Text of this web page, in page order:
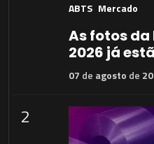
ABTS Mercado
As fotos da
2026 já
07 de agosto de
2